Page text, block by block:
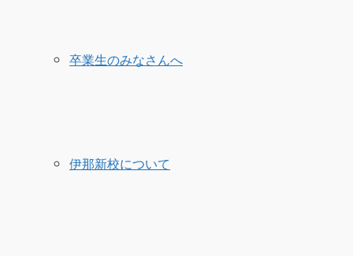
卒業生のみなさんへ
伊那新校について